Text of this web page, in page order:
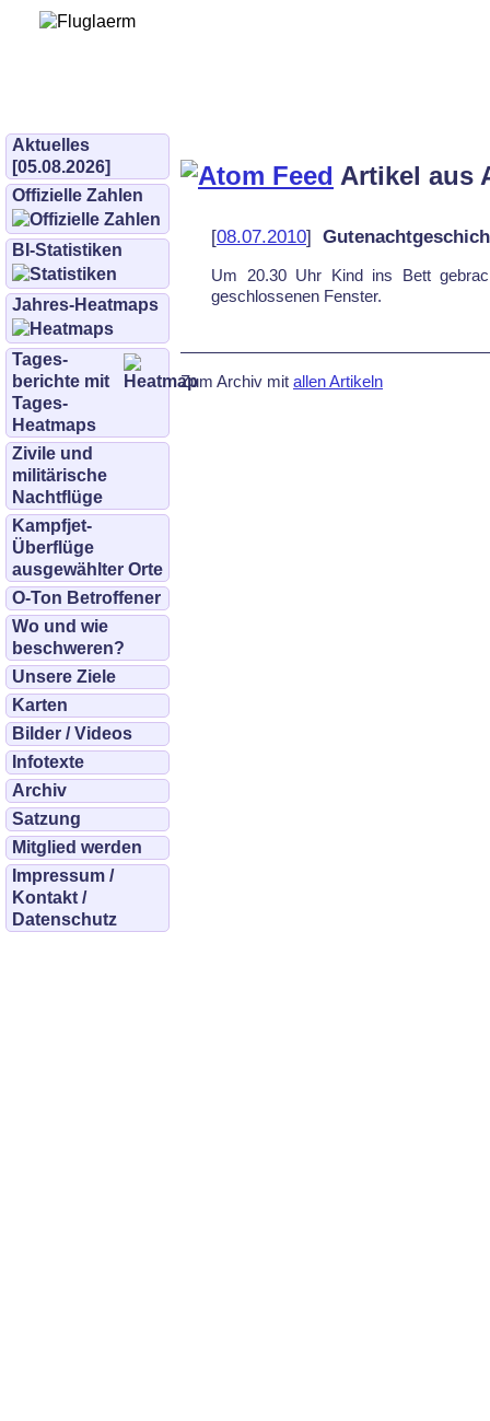
Aktuelles
[05.08.2026]
Offizielle Zahlen
BI-Statistiken
Jahres-Heatmaps
Tages­
berichte mit
Tages-
Heatmaps
Zivile und
militärische
Nachtflüge
Kampfjet-
Überflüge
ausgewählter Orte
O-Ton Betroffener
Wo und wie
beschweren?
Unsere Ziele
Karten
Bilder / Videos
Infotexte
Archiv
Satzung
Mitglied werden
Impressum /
Kontakt /
Datenschutz
Artikel aus
[08.07.2010]
Um 20.30 Uhr Kind ins Bett
geschlossenen Fenster.
Zum Archiv mit allen Artikeln